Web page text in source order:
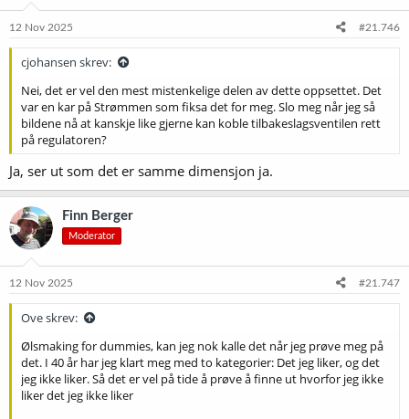
12 Nov 2025 #21.746
cjohansen skrev:
Nei, det er vel den mest mistenkelige delen av dette oppsettet. Det
var en kar på Strømmen som fiksa det for meg. Slo meg når jeg så
bildene nå at kanskje like gjerne kan koble tilbakeslagsventilen rett
på regulatoren?
Ja, ser ut som det er samme dimensjon ja.
Finn Berger
Moderator
12 Nov 2025 #21.747
Ove skrev:
Ølsmaking for dummies, kan jeg nok kalle det når jeg prøve meg på
det. I 40 år har jeg klart meg med to kategorier: Det jeg liker, og det
jeg ikke liker. Så det er vel på tide å prøve å finne ut hvorfor jeg ikke
liker det jeg ikke liker